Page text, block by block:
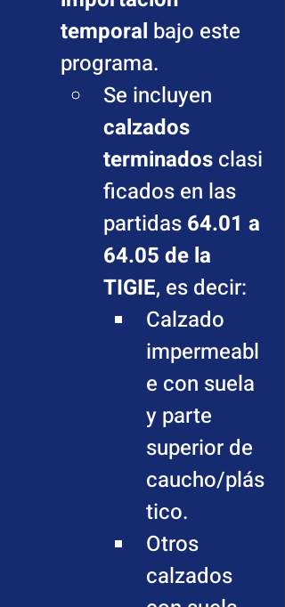
temporal bajo este
programa.
Se incluyen
calzados
terminados clasi
ficados en las
partidas 64.01 a
64.05 de la
TIGIE, es decir:
Calzado
impermeabl
e con suela
y parte
superior de
caucho/plás
tico.
Otros
calzados